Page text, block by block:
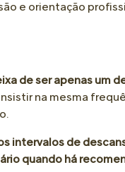
e orientação
de ser apenas um
na mesma
intervalos de
quando há